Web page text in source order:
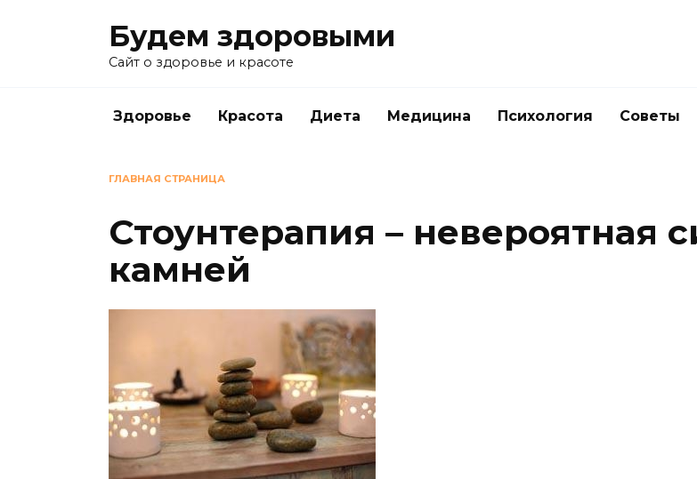
Будем здоровыми
Сайт о здоровье и красоте
Здоровье Красота Диета Медицина Психология Советы
ГЛАВНАЯ СТРАНИЦА
Стоунтерапия – невероятная
камней